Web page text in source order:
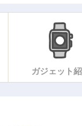
ガジェット